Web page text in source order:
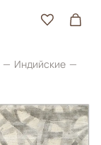
Индийские